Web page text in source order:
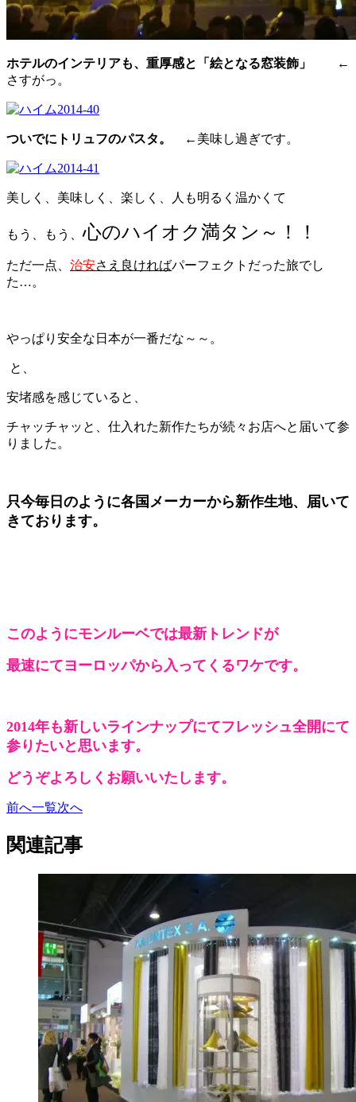
ホテルのインテリアも、重厚感と「絵となる窓装飾」
←
さすがっ。
ついでにトリュフのパスタ。 ←美味し過ぎです。
美しく、美味しく、楽しく、人も明るく温かくて
もう、もう、心のハイオク満タン～！！
ただ一点、 治安さえ良ければパーフェクトだった旅でし
た…。
やっぱり安全な日本が一番だな～～。
と、
安堵感を感じていると、
チャッチャッと、 仕入れた新作たちが続々 お店へと届いて参
りました。
只今毎日のように各国メーカーから新作生地、届いて
きております。
このようにモンルーベでは最新トレンドが
最速にてヨーロッパから入ってくるワケです。
2014年も新しいラインナップにてフレッシュ全開にて
参りたいと思います。
どうぞよろしくお願いいたします。
前へ一覧次へ
関連記事